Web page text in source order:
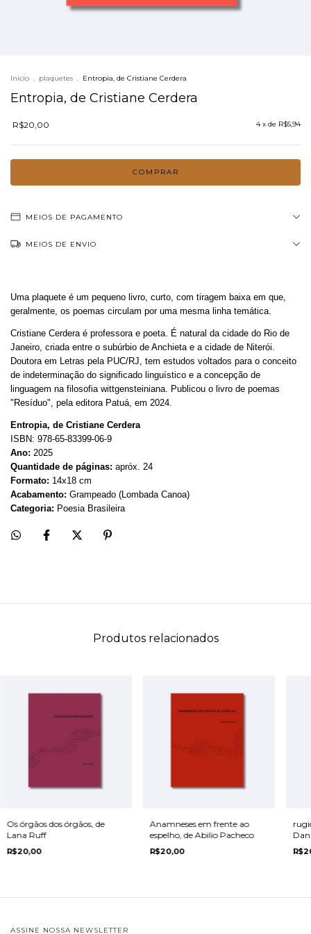
Início . plaquetes . Entropia, de Cristiane Cerdera
Entropia, de Cristiane Cerdera
R$20,00 4 x de R$5,94
MEIOS DE PAGAMENTO
MEIOS DE ENVIO
Uma plaquete é um pequeno livro, curto, com tiragem baixa em que,
geralmente, os poemas circulam por uma mesma linha temática.
Cristiane Cerdera é professora e poeta. É natural da cidade do Rio de
Janeiro, criada entre o subúrbio de Anchieta e a cidade de Niterói.
Doutora em Letras pela PUC/RJ, tem estudos voltados para o conceito
de indeterminação do significado linguístico e a concepção de
linguagem na filosofia wittgensteiniana. Publicou o livro de poemas
"Resíduo", pela editora Patuá, em 2024.
Entropia, de Cristiane Cerdera
ISBN: 978-65-83399-06-9
Ano: 2025
Quantidade de páginas: apróx. 24
Formato: 14x18 cm
Acabamento: Grampeado (Lombada Canoa)
Categoria: Poesia Brasileira
Produtos relacionados
Os órgãos dos órgãos, de
Lana Ruff
R$20,00
Anamneses em frente ao
espelho, de Abilio Pacheco
R$20,00
ASSINE NOSSA NEWSLETTER